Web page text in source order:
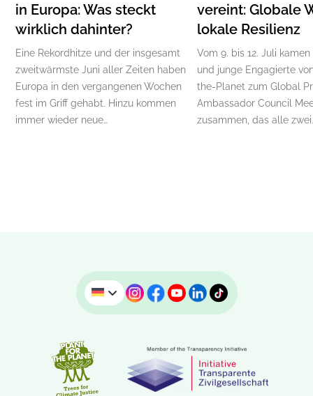
in Europa: Was steckt
wirklich dahinter?
Eine Rekordhitze und der insgesamt
zweitwärmste Juni aller Zeiten haben
Europa in den vergangenen Wochen
fest im Griff gehabt. Hinzu kommen
immer wieder neue…
vereint: Globale
lokale Resilienz
Vom 9. bis 12. Juli
und junge Engagierte
the-Planet zum Global
Ambassador Council
zusammen, das alle